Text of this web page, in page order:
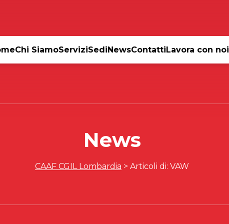
Chi SiamoServiziSedi NewsContatti Lavora con noi
News
CAAF CGIL Lombardia > Articoli di: VAW